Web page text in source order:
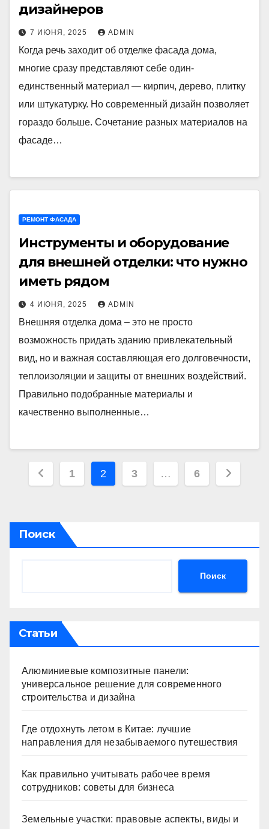
дизайнеров
7 ИЮНЯ, 2025 ADMIN
Когда речь заходит об отделке фасада дома,
многие сразу представляют себе один-
единственный материал — кирпич, дерево, плитку
или штукатурку. Но современный дизайн позволяет
гораздо больше. Сочетание разных материалов на
фасаде…
РЕМОНТ ФАСАДА
Инструменты и оборудование
для внешней отделки: что нужно
иметь рядом
4 ИЮНЯ, 2025 ADMIN
Внешняя отделка дома – это не просто
возможность придать зданию привлекательный
вид, но и важная составляющая его долговечности,
теплоизоляции и защиты от внешних воздействий.
Правильно подобранные материалы и
качественно выполненные…
Пагинация
1 2 3 … 6
Поиск
Поиск
Статьи
Алюминиевые композитные панели:
универсальное решение для современного
строительства и дизайна
Где отдохнуть летом в Китае: лучшие
направления для незабываемого путешествия
Как правильно учитывать рабочее время
сотрудников: советы для бизнеса
Земельные участки: правовые аспекты, виды и